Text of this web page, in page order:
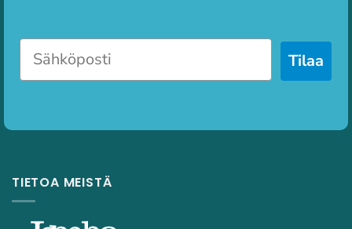
Tilaa
TIETOA MEISTÄ